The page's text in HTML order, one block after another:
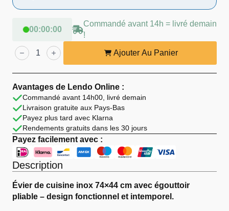
00:00:00
Commandé avant 14h = livré demain
!
quantité
de
Lendo
de
Cuisine
Inox
Argent
74×44
cm
Égouttoir
Ajouter Au Panier
Avantages de Lendo Online :
Commandé avant 14h00, livré demain
Livraison gratuite aux Pays-Bas
Payez plus tard avec Klarna
Rendements gratuits dans les 30 jours
Payez facilement avec :
Description
Évier de cuisine inox 74×44 cm avec égouttoir
pliable – design fonctionnel et intemporel.